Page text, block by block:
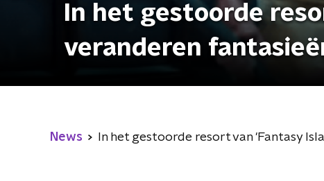
In het gestoorde
veranderen
News In het gestoorde resort van 'Fantasy